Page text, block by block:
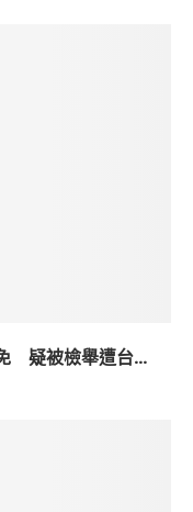
疑被檢舉遭台...